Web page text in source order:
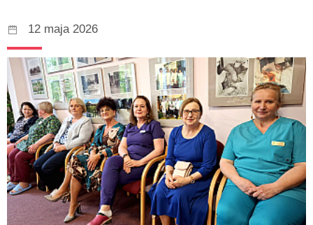
12 maja 2026